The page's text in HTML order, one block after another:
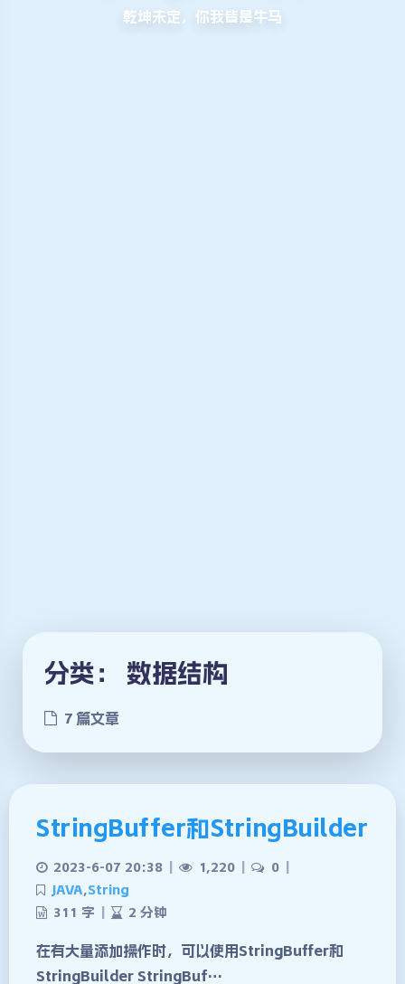
乾坤未定，你我皆是牛马
分类： 数据结构
7 篇文章
StringBuffer和StringBuilder
2023-6-07 20:38 1,220 0
JAVA,String
311 字
2 分钟
在有大量添加操作时，可以使用StringBuffer和
StringBuilder StringBuf…